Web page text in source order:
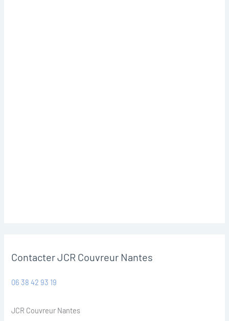
Contacter JCR Couvreur Nantes
06 38 42 93 19
JCR Couvreur Nantes